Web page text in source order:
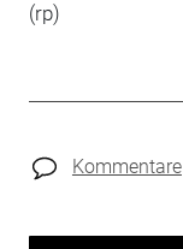
(rp)
Kommentare